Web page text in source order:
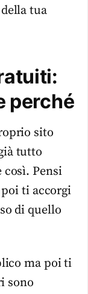
tua
perché
sito
tutto
così. Pensi
ti accorgi
di quello
ma poi ti
sono